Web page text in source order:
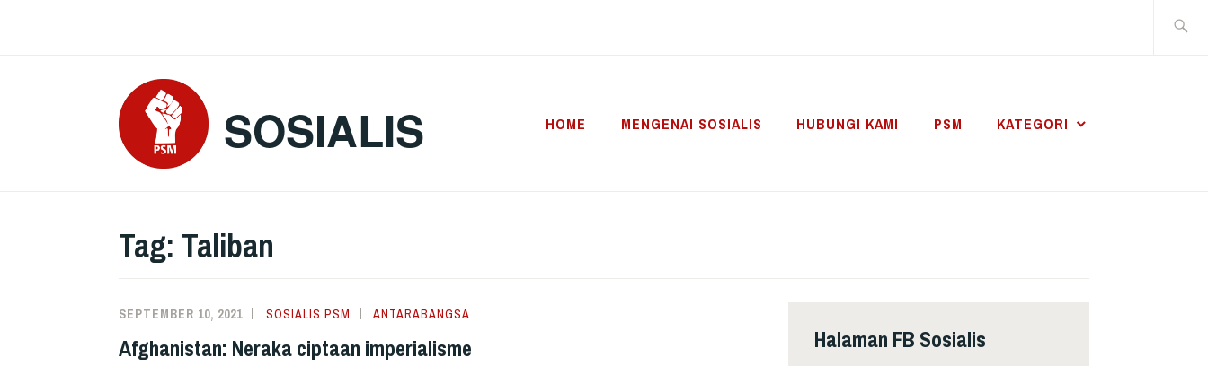
SOSIALIS HOME MENGENAI SOSIALIS HUBUNGI KAMI PSM KATEGORI
Tag: Taliban
SEPTEMBER 10, 2021 SOSIALIS PSM ANTARABANGSA
Afghanistan: Neraka ciptaan imperialisme Halaman FB Sosialis